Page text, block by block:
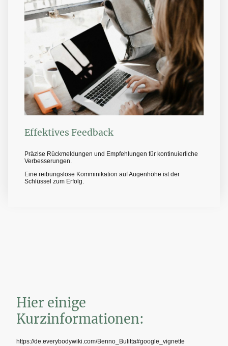
Effektives Feedback
Präzise Rückmeldungen und Empfehlungen für kontinuierliche
Verbesserungen.
Eine reibungslose Komminikation auf Augenhöhe ist der
Schlüssel zum Erfolg.
Hier einige
Kurzinformationen:
https://de.everybodywiki.com/Benno_Bulitta#google_vignette